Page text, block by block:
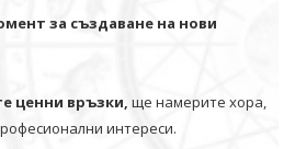
за създаване на нови
ценни връзки, ще намерите хора,
интереси.